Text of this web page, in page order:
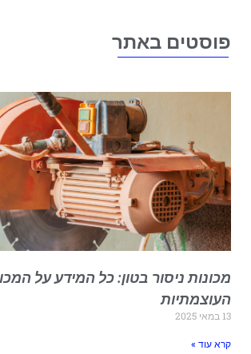
באתר
ניסור בטון: כל המידע על המכונות
עוד »